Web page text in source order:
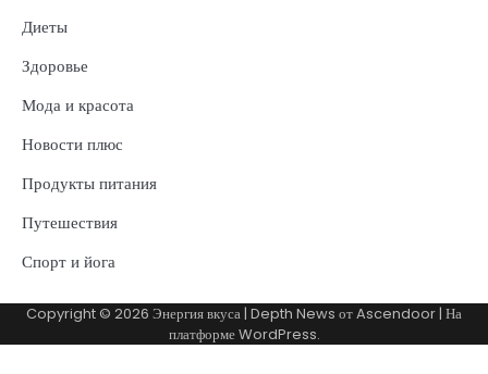
Диеты
Здоровье
Мода и красота
Новости плюс
Продукты питания
Путешествия
Спорт и йога
Copyright © 2026 Энергия вкуса| Depth News отAscendoor| На
платформеWordPress.